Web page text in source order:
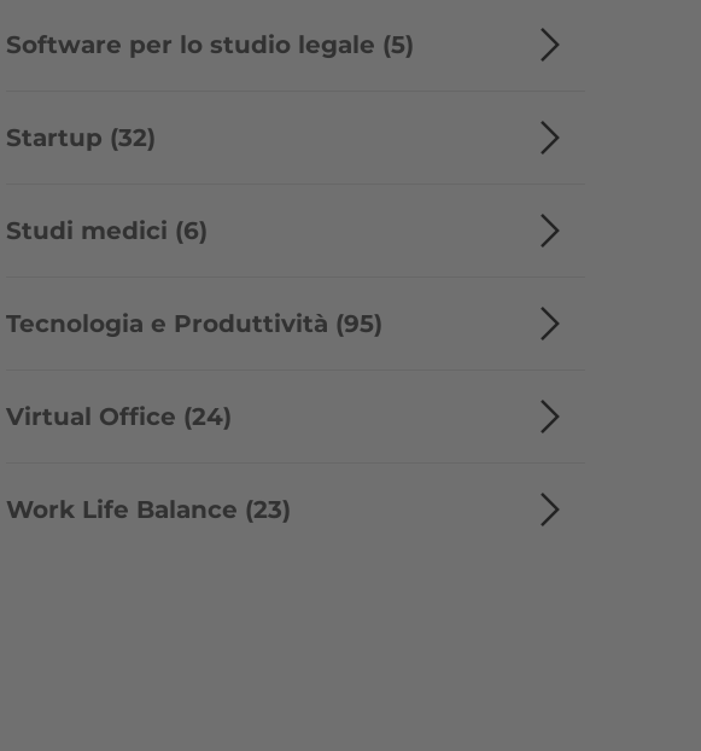
Software per lo studio legale (5)
Startup (32)
Studi medici (6)
Tecnologia e Produttività (95)
Virtual Office (24)
Work Life Balance (23)